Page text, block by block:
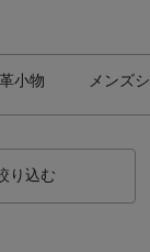
小物 メンズ
り込む